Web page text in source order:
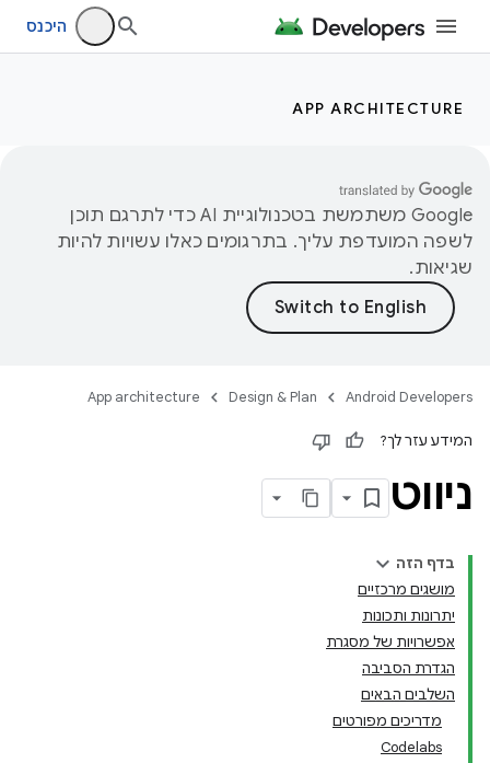
היכנס
APP ARCHITECTURE
‫Google משתמשת בטכנולוגיית AI כדי לתרגם תוכן
לשפה המועדפת עליך. בתרגומים כאלו עשויות להיות
שגיאות.
Android Developers
Design & Plan
App architecture
המידע עזר לך?
ניווט
בדף הזה
מושגים מרכזיים
יתרונות ותכונות
אפשרויות של מסגרת
הגדרת הסביבה
השלבים הבאים
מדריכים מפורטים
Codelabs